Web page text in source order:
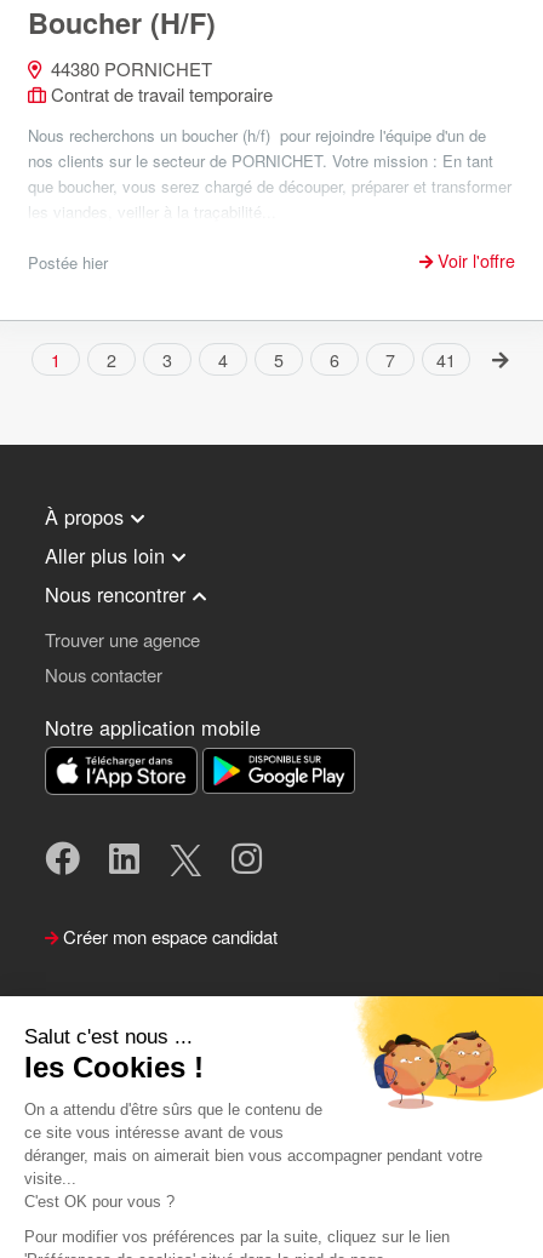
Salut c'est nous ...
les Cookies !
On a attendu d'être sûrs que le contenu de
ce site vous intéresse avant de vous
déranger, mais on aimerait bien vous accompagner pendant votre
visite...
C'est OK pour vous ?
Pour modifier vos préférences par la suite, cliquez sur le lien
Boucher (H/F)
44380 PORNICHET
Contrat de travail temporaire
Nous recherchons un boucher (h/f) pour rejoindre l'équipe d'un de
nos clients sur le secteur de PORNICHET. Votre mission : En tant
que boucher, vous serez chargé de découper, préparer et transformer
les viandes, veiller à la traçabilité...
Postée hier Voir l'offre
1 2 3 4 5 6 7 41
À propos
Aller plus loin
Nous rencontrer
Trouver une agence
Nous contacter
Notre application mobile
Créer mon espace candidat